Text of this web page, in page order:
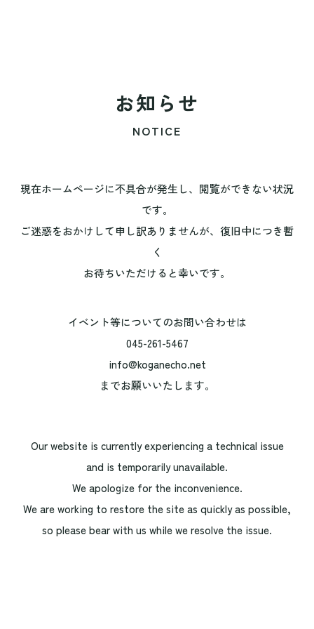
お知らせ
NOTICE
現在ホームページに不具合が発生し、閲覧ができない状況
です。
ご迷惑をおかけして申し訳ありませんが、復旧中につき暫
く
お待ちいただけると幸いです。
イベント等についてのお問い合わせは
045-261-5467
info@koganecho.net
までお願いいたします。
Our website is currently experiencing a technical issue
and is temporarily unavailable.
We apologize for the inconvenience.
We are working to restore the site as quickly as possible,
so please bear with us while we resolve the issue.